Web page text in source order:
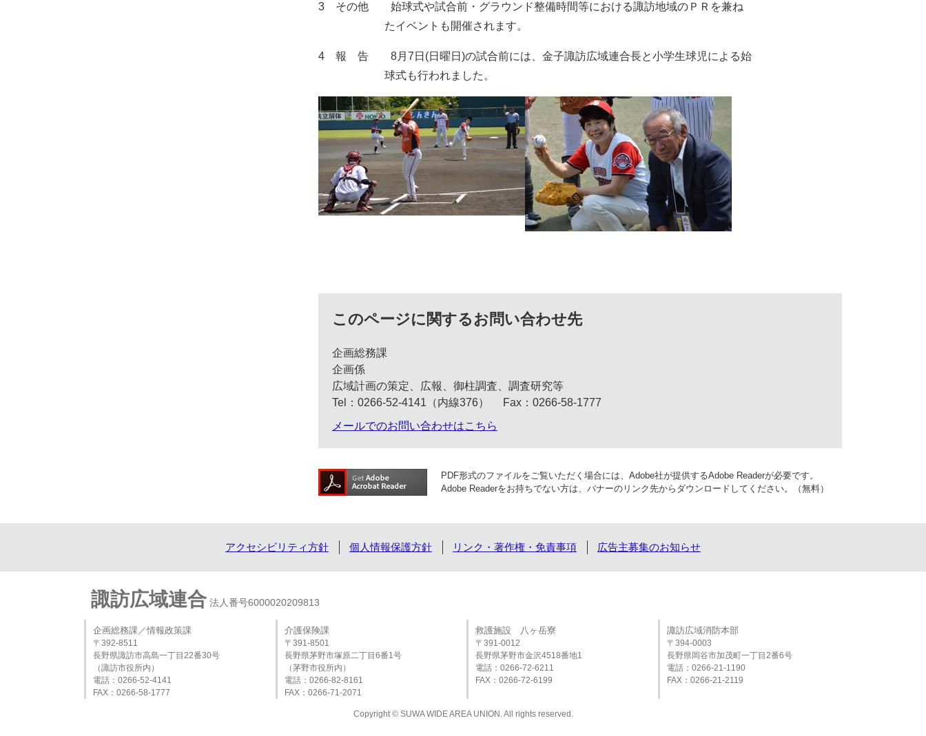
3 その他 始球式や試合前・グラウンド整備時間等における諏訪地域のＰＲを兼ね
たイベントも開催されます。
4 報 告 8月7日(日曜日)の試合前には、金子諏訪広域連合長と小学生球児による始
球式も行われました。
このページに関するお問い合わせ先
企画総務課
企画係
広域計画の策定、広報、御柱調査、調査研究等
Tel：0266-52-4141（内線376）
Fax：0266-58-1777
メールでのお問い合わせはこちら
PDF形式のファイルをご覧いただく場合には、Adobe社が提供するAdobe Readerが必要です。
Adobe Readerをお持ちでない方は、バナーのリンク先からダウンロードしてください。（無料）
アクセシビリティ方針 個人情報保護方針 リンク・著作権・免責事項 広告主募集のお知らせ
諏訪広域連合 法人番号6000020209813
企画総務課／情報政策課
〒392-8511
長野県諏訪市高島一丁目22番30号
（諏訪市役所内）
電話：0266-52-4141
FAX：0266-58-1777
介護保険課
〒391-8501
長野県茅野市塚原二丁目6番1号
（茅野市役所内）
電話：0266-82-8161
FAX：0266-71-2071
救護施設 八ヶ岳寮
〒391-0012
長野県茅野市金沢4518番地1
電話：0266-72-6211
FAX：0266-72-6199
諏訪広域消防本部
〒394-0003
長野県岡谷市加茂町一丁目2番6号
電話：0266‐21‐1190
FAX：0266‐21‐2119
Copyright © SUWA WIDE AREA UNION. All rights reserved.